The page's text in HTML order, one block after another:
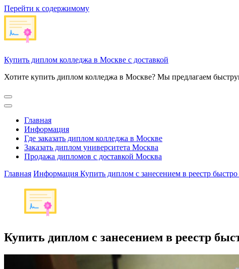
Перейти к содержимому
Купить диплом колледжа в Москве с доставкой
Хотите купить диплом колледжа в Москве? Мы предлагаем
Главная
Информация
Где заказать диплом колледжа в Москве
Заказать диплом университета Москва
Продажа дипломов с доставкой Москва
Главная Информация Купить диплом с занесением в реестр
Купить диплом с занесением в реестр